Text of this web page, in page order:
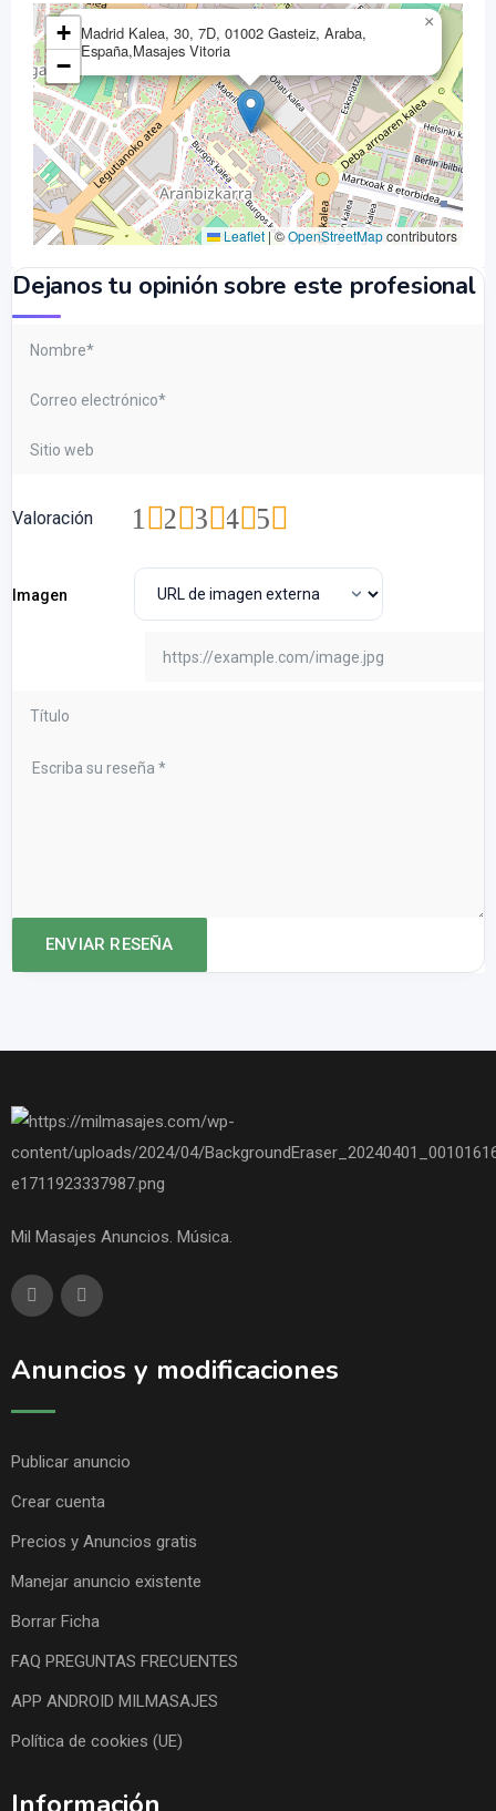
Madrid Kalea, 30, 7D, 01002 Gasteiz, Araba,
España,Masajes Vitoria
×
+
−
Leaflet |©OpenStreetMapcontributors
Dejanos tu opinión sobre este profesional
Valoración 5
4
3
2
1
Imagen
Mil Masajes Anuncios. Música.
Anuncios y modificaciones
Publicar anuncio
Crear cuenta
Precios y Anuncios gratis
Manejar anuncio existente
Borrar Ficha
FAQ PREGUNTAS FRECUENTES
APP ANDROID MILMASAJES
Política de cookies (UE)